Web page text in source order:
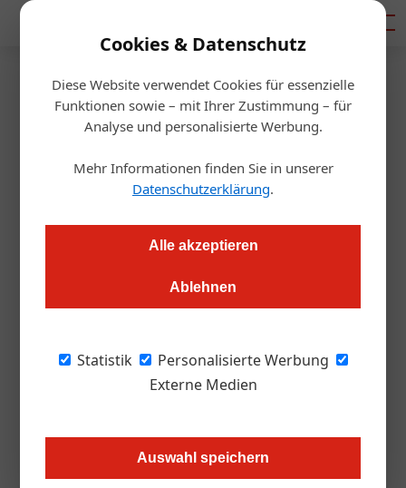
Cookies & Datenschutz
Diese Website verwendet Cookies für essenzielle
Funktionen sowie – mit Ihrer Zustimmung – für
Analyse und personalisierte Werbung.
Mehr Informationen finden Sie in unserer
Datenschutzerklärung.
Alle akzeptieren
Ablehnen
Statistik
Personalisierte Werbung
Externe Medien
Auswahl speichern
Startseite/Gastro & Hotel
Publikumsgastronomie der
Superlative im Fandorf der
Eishockey WM
15.000 Grillhendl, 20.000 Gyros, ebenso viele
Portionen Kebab und Würstel – insgesamt
immer live dabei: Ab kommenden Samstag
öffnet das Fandorf der Eishockey WM 2005 im